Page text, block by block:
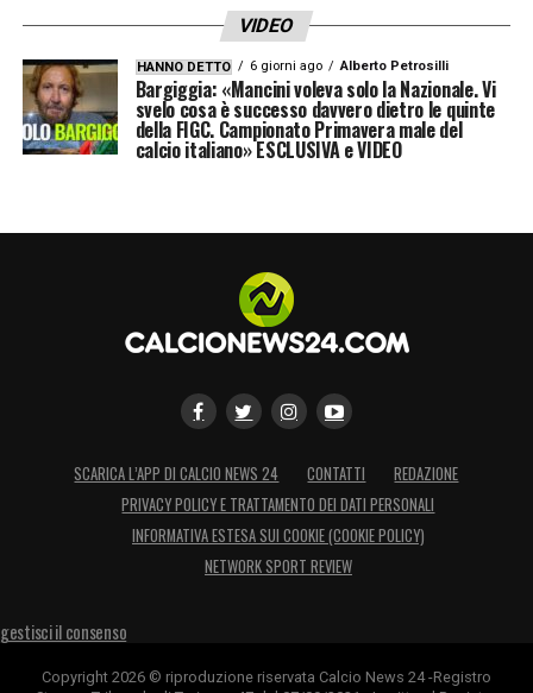
VIDEO
HANNO DETTO 6 giorni ago Alberto Petrosilli
Bargiggia: «Mancini voleva solo la Nazionale. Vi
svelo cosa è successo davvero dietro le quinte
della FIGC. Campionato Primavera male del
calcio italiano» ESCLUSIVA e VIDEO
SCARICA L’APP DI CALCIO NEWS 24 CONTATTI
REDAZIONE
PRIVACY POLICY E TRATTAMENTO DEI DATI PERSONALI
INFORMATIVA ESTESA SUI COOKIE (COOKIE POLICY)
NETWORK SPORT REVIEW
gestisci il consenso
Copyright 2026 © riproduzione riservata Calcio News 24 -Registro